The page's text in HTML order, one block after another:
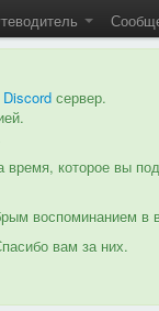
Discord сервер.
которое вы
воспоминанием
вам за них.